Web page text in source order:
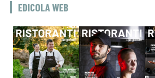
EDICOLA WEB